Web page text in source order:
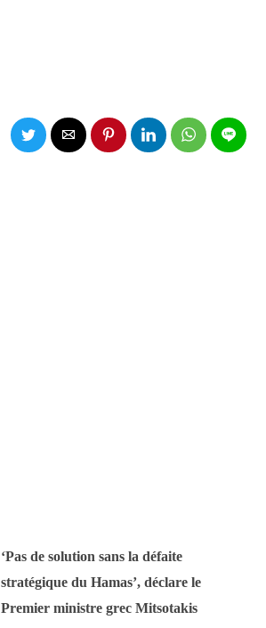
‘Pas de solution sans la défaite
stratégique du Hamas’, déclare le
Premier ministre grec Mitsotakis